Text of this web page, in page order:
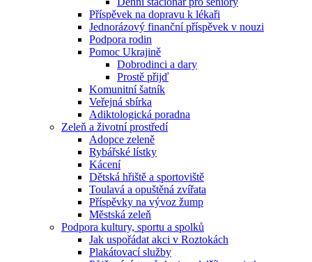
Příspěvek na dopravu k lékaři
Jednorázový finanční příspěvek v nouzi
Podpora rodin
Pomoc Ukrajině
Dobrodinci a dary
Prostě přijď
Komunitní šatník
Veřejná sbírka
Adiktologická poradna
Zeleň a životní prostředí
Adopce zeleně
Rybářské lístky
Kácení
Dětská hřiště a sportoviště
Toulavá a opuštěná zvířata
Příspěvky na vývoz žump
Městská zeleň
Podpora kultury, sportu a spolků
Jak uspořádat akci v Roztokách
Plakátovací služby